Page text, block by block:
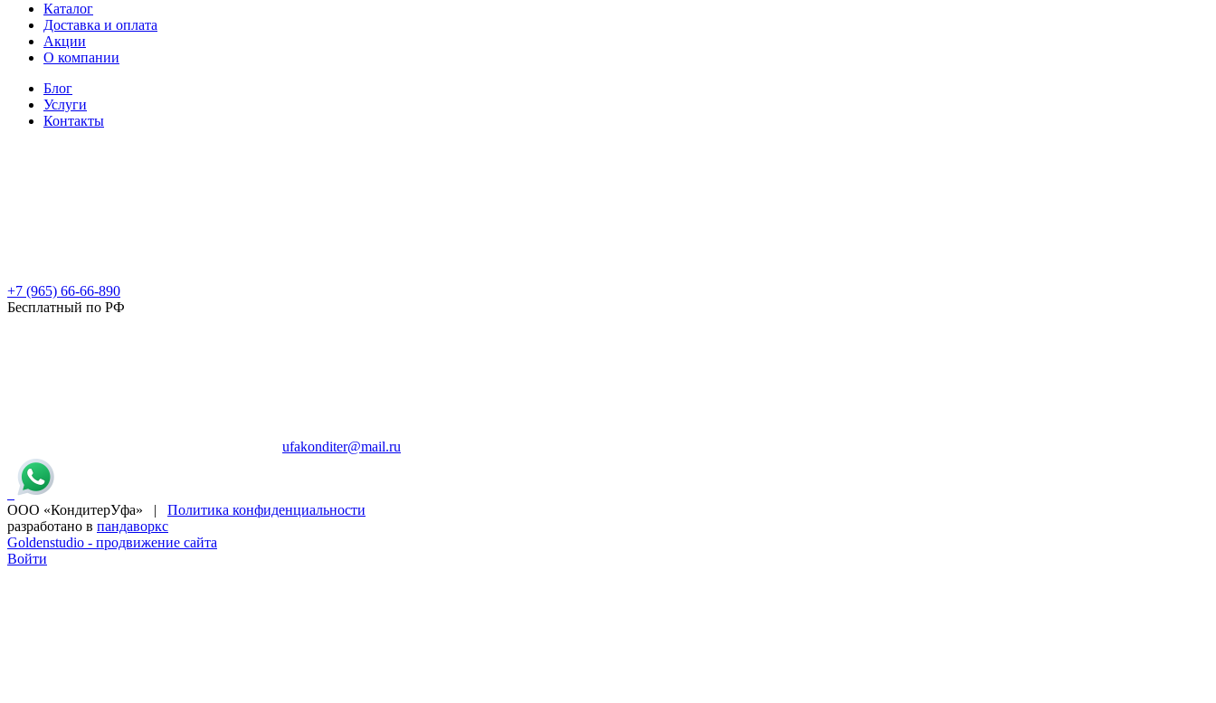
Каталог
Доставка и оплата
Акции
О компании
Блог
Услуги
Контакты
+7 (965) 66-66-890
Бесплатный по РФ
ufakonditer@mail.ru
ООО «КондитерУфа» | Политика конфиденциальности
разработано в пандаворкс
Goldenstudio - продвижение сайта
Войти